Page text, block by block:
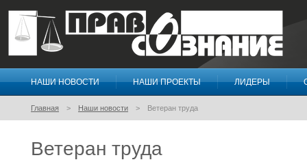
Правосознание
НАШИ НОВОСТИ НАШИ ПРОЕКТЫ ЛИДЕРЫ
Главная Наши новости Ветеран труда
Ветеран труда